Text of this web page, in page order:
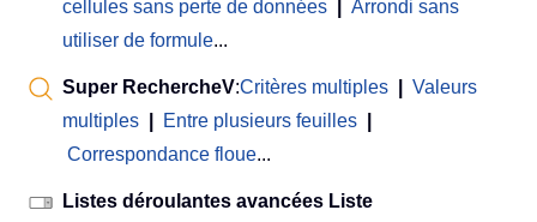
cellules sans perte de données
Arrondi sans
utiliser de formule...
Super RechercheV:Critères multiples
Valeurs
multiples
Entre plusieurs feuilles
Correspondance floue...
Listes déroulantes avancées Liste